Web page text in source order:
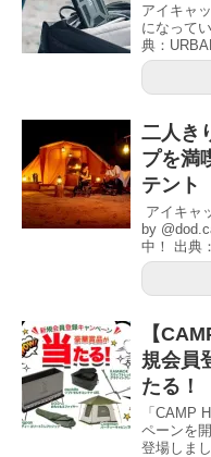
アイキャ
になって
典：
二人き
プを満
テント
アイキャ
by
中！ 出典
【
規会員
たる！
「CAMP
ペーンを
登場しま